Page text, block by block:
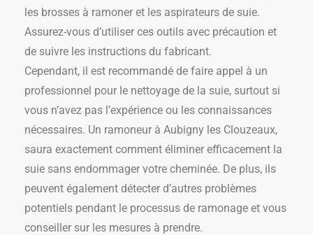
les brosses à ramoner et les aspirateurs de suie.
Assurez-vous d’utiliser ces outils avec précaution et
de suivre les instructions du fabricant.
Cependant, il est recommandé de faire appel à un
professionnel pour le nettoyage de la suie, surtout si
vous n’avez pas l’expérience ou les connaissances
nécessaires. Un ramoneur à Aubigny les Clouzeaux,
saura exactement comment éliminer efficacement la
suie sans endommager votre cheminée. De plus, ils
peuvent également détecter d’autres problèmes
potentiels pendant le processus de ramonage et vous
conseiller sur les mesures à prendre.